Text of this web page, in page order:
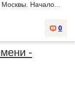
Начало...
0
-